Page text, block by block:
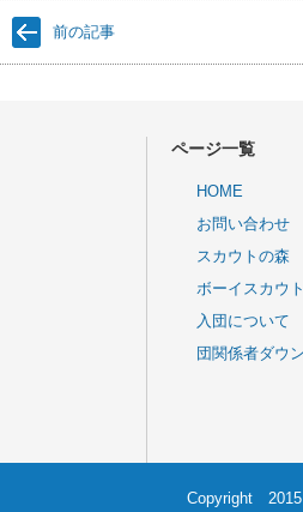
噴火口や展望台からの景色を描いたり、落